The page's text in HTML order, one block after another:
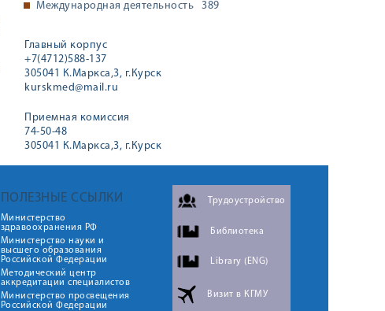
Международная деятельность
389
Главный корпус
+7(4712)588-137
305041 К.Маркса,3, г.Курск
kurskmed@mail.ru
Приемная комиссия
74-50-48
305041 К.Маркса,3, г.Курск
ПОЛЕЗНЫЕ ССЫЛКИ
Министерство
здравоохранения РФ
Министерство науки и
высшего образования
Российской Федерации
Методический центр
аккредитации специалистов
Министерство просвещения
Российской Федерации
Трудоустройство
Библиотека
Library (ENG)
Визит в КГМУ